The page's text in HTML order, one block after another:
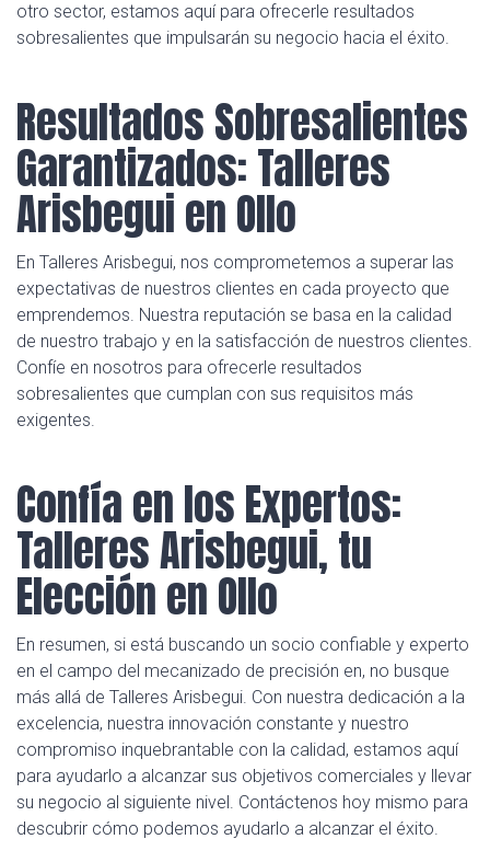
otro sector, estamos aquí para ofrecerle resultados
sobresalientes que impulsarán su negocio hacia el éxito.
Resultados Sobresalientes
Garantizados: Talleres
Arisbegui en Ollo
En Talleres Arisbegui, nos comprometemos a superar las
expectativas de nuestros clientes en cada proyecto que
emprendemos. Nuestra reputación se basa en la calidad
de nuestro trabajo y en la satisfacción de nuestros clientes.
Confíe en nosotros para ofrecerle resultados
sobresalientes que cumplan con sus requisitos más
exigentes.
Confía en los Expertos:
Talleres Arisbegui, tu
Elección en Ollo
En resumen, si está buscando un socio confiable y experto
en el campo del mecanizado de precisión en, no busque
más allá de Talleres Arisbegui. Con nuestra dedicación a la
excelencia, nuestra innovación constante y nuestro
compromiso inquebrantable con la calidad, estamos aquí
para ayudarlo a alcanzar sus objetivos comerciales y llevar
su negocio al siguiente nivel. Contáctenos hoy mismo para
descubrir cómo podemos ayudarlo a alcanzar el éxito.